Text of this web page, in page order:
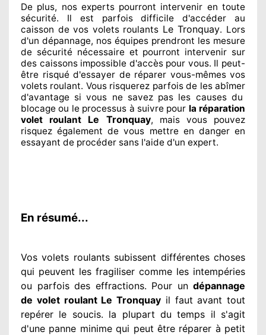
De plus, nos expertspourront intervenir en toute
sécurité. Il est parfois difficile d'accéder au
caisson de vos volets roulants Le Tronquay. Lors
d'un dépannage, nos équipes prendront les mesure
de sécuriténécessaireet pourront intervenir sur
des caissons impossible d'accès pour vous. Il peut-
être risquéd'essayer de réparer vous-mêmes vos
volets roulant. Vous risquerez parfois de les abîmer
d'avantage si vous ne savezpas les causes du
blocage ou le processus à suivre pour la réparation
volet roulant Le Tronquay, mais vous pouvez
risquez également de vous mettre en danger en
essayant de procéder sans l'aide d'un expert.
En résumé...
Vos volets roulants subissent différenteschoses
qui peuvent les fragiliser comme les intempéries
ou parfois des effractions. Pour un dépannage
de volet roulant Le Tronquay il faut avant tout
repérer le soucis. la plupart du temps il s'agit
d'une panne minime qui peut être réparer à petit